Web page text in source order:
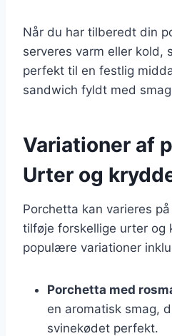
Når du har tilberedt din
serveres varm eller kold,
perfekt til en festlig
sandwich fyldt med
Variationer af
Urter og
Porchetta kan varieres
tilføje forskellige urter og
populære variationer
Porchetta med
en aromatisk smag,
svinekødet perfekt.